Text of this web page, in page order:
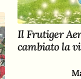
Il Frutiger
cambiato la